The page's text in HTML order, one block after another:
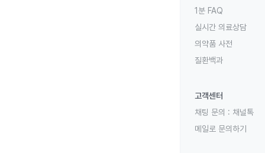
1분 FAQ
실시간 의료상담
의약품 사전
질환백과
고객센터
채팅 문의 : 채널톡
메일로 문의하기